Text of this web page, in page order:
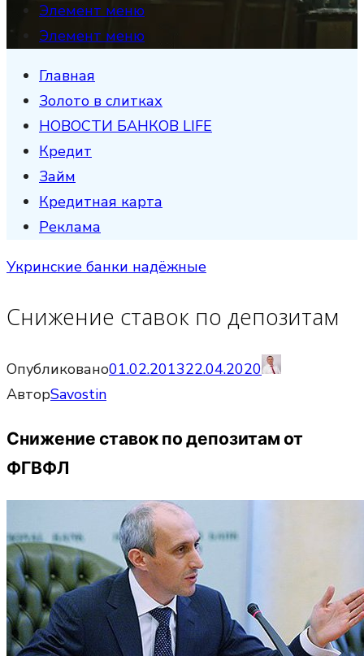
Элемент меню
Элемент меню
Главная
Золото в слитках
НОВОСТИ БАНКОВ LIFE
Кредит
Займ
Кредитная карта
Реклама
Укринские банки надёжные
Снижение ставок по депозитам
Опубликовано01.02.201322.04.2020
АвторSavostin
Снижение ставок по депозитам от
ФГВФЛ